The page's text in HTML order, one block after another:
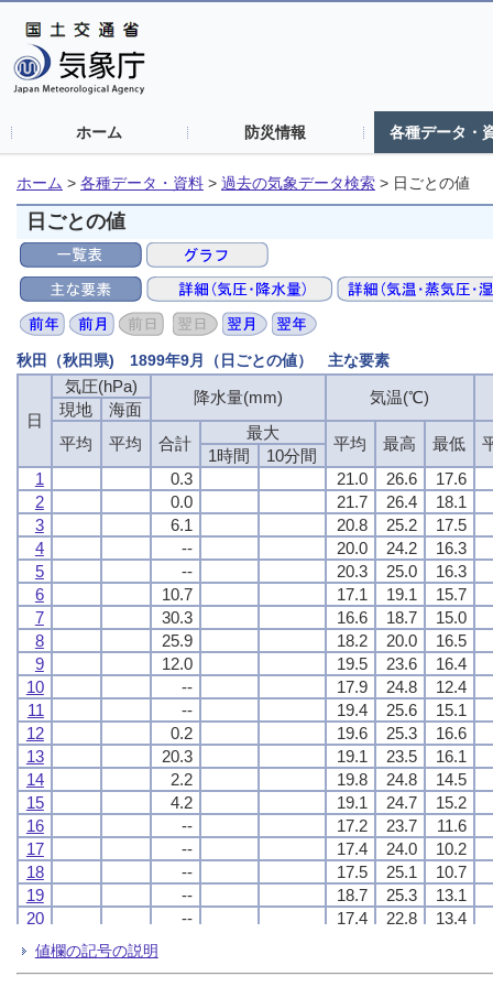
ホーム 防災情報 各種データ・
ホーム > 各種データ・資料 > 過去の気象データ検索 > 日ごとの値
日ごとの値
秋田（秋田県) 1899年9月（日ごとの値） 主な要素
日
気圧(hPa)
降水量(mm) 気温(℃)
現地
海面
平均
平均 合計
最大
平均 最高 最低
1時間
10分間
1
0.3 21.0 26.6
17.6
2
0.0 21.7 26.4
18.1
3
6.1 20.8 25.2
17.5
4
-- 20.0 24.2
16.3
5
-- 20.3 25.0
16.3
6
10.7 17.1 19.1
15.7
7
30.3 16.6 18.7
15.0
8
25.9 18.2 20.0
16.5
9
12.0 19.5 23.6
16.4
10
-- 17.9 24.8
12.4
11
-- 19.4 25.6
15.1
12
0.2 19.6 25.3
16.6
13
20.3 19.1 23.5
16.1
14
2.2 19.8 24.8
14.5
15
4.2 19.1 24.7
15.2
16
-- 17.2 23.7
11.6
17
-- 17.4 24.0
10.2
18
-- 17.5 25.1
10.7
19
-- 18.7 25.3
13.1
20
-- 17.4 22.8
13.4
21
22
日
気圧(hPa)
降水量(mm) 気温(℃)
現地
海面
平均
平均 合計
最大
平均 最高 最低
1時間
10分間
1
0.3 21.0 26.6
17.6
2
0.0 21.7 26.4
18.1
3
6.1 20.8 25.2
17.5
4
-- 20.0 24.2
16.3
5
-- 20.3 25.0
16.3
6
10.7 17.1 19.1
15.7
7
30.3 16.6 18.7
15.0
8
25.9 18.2 20.0
16.5
9
12.0 19.5 23.6
16.4
10
-- 17.9 24.8
12.4
11
-- 19.4 25.6
15.1
12
0.2 19.6 25.3
16.6
13
20.3 19.1 23.5
16.1
14
2.2 19.8 24.8
14.5
15
4.2 19.1 24.7
15.2
16
-- 17.2 23.7
11.6
17
-- 17.4 24.0
10.2
18
-- 17.5 25.1
10.7
19
-- 18.7 25.3
13.1
20
-- 17.4 22.8
13.4
21
22
日
気圧(hPa)
降水量(mm) 気温(℃)
現地
海面
平均
平均 合計
最大
平均 最高 最低
1時間
10分間
1
0.3 21.0 26.6
17.6
2
0.0 21.7 26.4
18.1
3
6.1 20.8 25.2
17.5
4
-- 20.0 24.2
16.3
5
-- 20.3 25.0
16.3
6
10.7 17.1 19.1
15.7
7
30.3 16.6 18.7
15.0
8
25.9 18.2 20.0
16.5
9
12.0 19.5 23.6
16.4
10
-- 17.9 24.8
12.4
11
-- 19.4 25.6
15.1
12
0.2 19.6 25.3
16.6
13
20.3 19.1 23.5
16.1
14
2.2 19.8 24.8
14.5
15
4.2 19.1 24.7
15.2
16
-- 17.2 23.7
11.6
17
-- 17.4 24.0
10.2
18
-- 17.5 25.1
10.7
19
-- 18.7 25.3
13.1
20
-- 17.4 22.8
13.4
21
22
日
気圧(hPa)
降水量(mm) 気温(℃)
現地
海面
平均
平均 合計
最大
平均 最高 最低
1時間
10分間
1
0.3 21.0 26.6
17.6
2
0.0 21.7 26.4
18.1
3
6.1 20.8 25.2
17.5
4
-- 20.0 24.2
16.3
5
-- 20.3 25.0
16.3
6
10.7 17.1 19.1
15.7
7
30.3 16.6 18.7
15.0
8
25.9 18.2 20.0
16.5
9
12.0 19.5 23.6
16.4
10
-- 17.9 24.8
12.4
11
-- 19.4 25.6
15.1
12
0.2 19.6 25.3
16.6
13
20.3 19.1 23.5
16.1
14
2.2 19.8 24.8
14.5
15
4.2 19.1 24.7
15.2
16
-- 17.2 23.7
11.6
17
-- 17.4 24.0
10.2
18
-- 17.5 25.1
10.7
19
-- 18.7 25.3
13.1
20
-- 17.4 22.8
13.4
21
22
値欄の記号の説明